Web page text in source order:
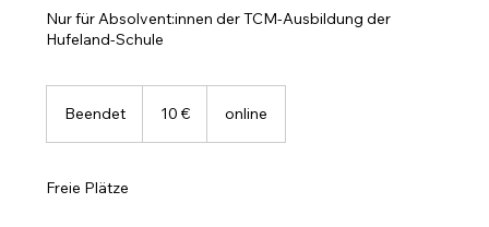
Nur für Absolvent:innen der TCM-Ausbildung der
Hufeland-Schule
Beendet
d
10 € online
Freie Plätze